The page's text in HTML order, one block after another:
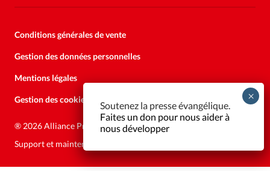
Conditions générales de vente
Gestion des données personnelles
Mentions légales
Gestion des cookies
® 2026 Alliance Presse
Support et maintenance:
Soutenez la presse évangélique.
Faites un don pour nous aider à
nous développer